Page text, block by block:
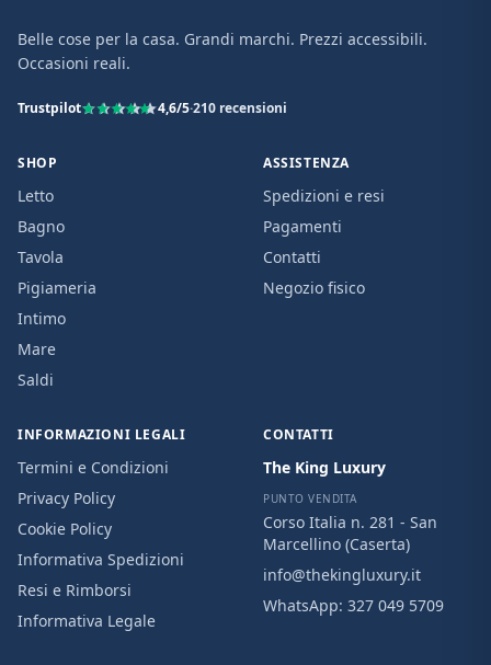
Belle cose per la casa. Grandi marchi. Prezzi accessibili.
Occasioni reali.
Trustpilot 4,6/5·210 recensioni
SHOP
Letto
Bagno
Tavola
Pigiameria
Intimo
Mare
Saldi
ASSISTENZA
Spedizioni e resi
Pagamenti
Contatti
Negozio fisico
INFORMAZIONI LEGALI
Termini e Condizioni
Privacy Policy
Cookie Policy
Informativa Spedizioni
Resi e Rimborsi
Informativa Legale
CONTATTI
The King Luxury
PUNTO VENDITA
Corso Italia n. 281 - San
Marcellino (Caserta)
info@thekingluxury.it
WhatsApp: 327 049 5709